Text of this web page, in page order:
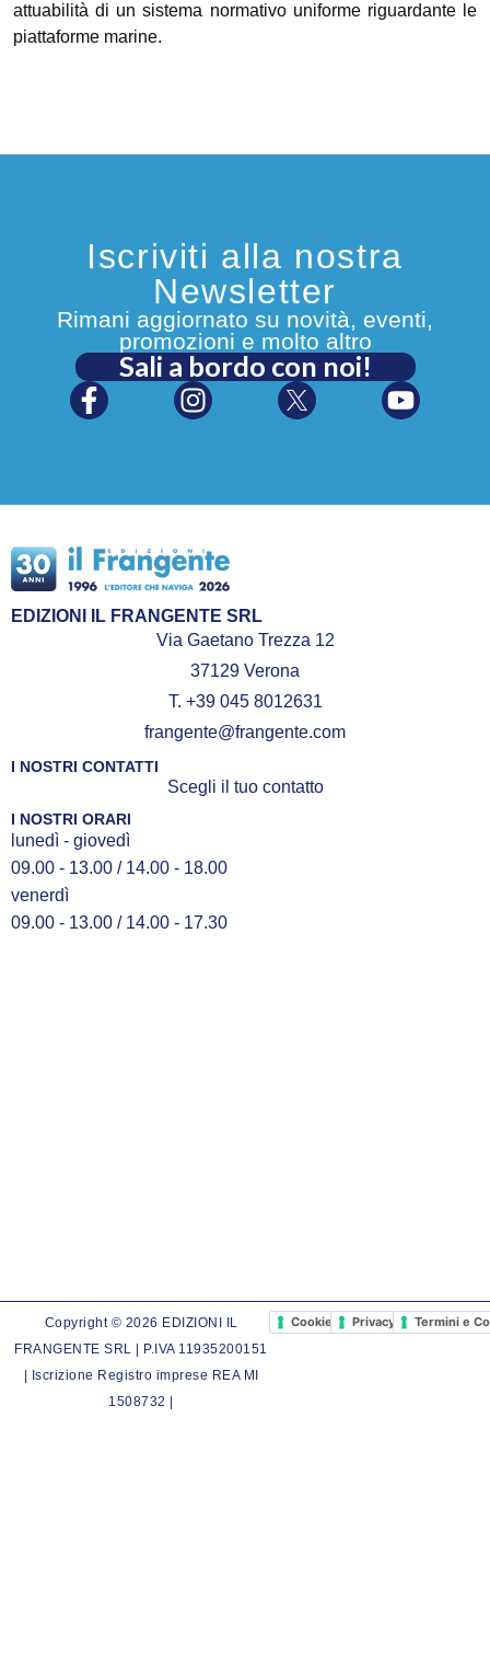
attuabilità di un sistema normativo uniforme riguardante le
piattaforme marine.
Iscriviti alla nostra
Newsletter
Rimani aggiornato su novità, eventi,
promozioni e molto altro
Sali a bordo con noi!
EDIZIONI IL FRANGENTE SRL
Via Gaetano Trezza 12
37129 Verona
T. +39 045 8012631
frangente@frangente.com
I NOSTRI CONTATTI
Scegli il tuo contatto
I NOSTRI ORARI
lunedì - giovedì
09.00 - 13.00 / 14.00 - 18.00
venerdì
09.00 - 13.00 / 14.00 - 17.30
Copyright © 2026 EDIZIONI IL
FRANGENTE SRL | P.IVA 11935200151
| Iscrizione Registro imprese REA MI
1508732 |
Cookie PolicyPrivacy PolicyTermini e